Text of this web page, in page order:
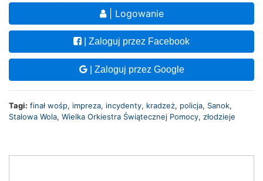
| Logowanie
| Zaloguj przez Facebook
| Zaloguj przez Google
Tagi: finał wośp, impreza, incydenty, kradzeż, policja, Sanok,
Stalowa Wola, Wielka Orkiestra Świątecznej Pomocy, złodzieje